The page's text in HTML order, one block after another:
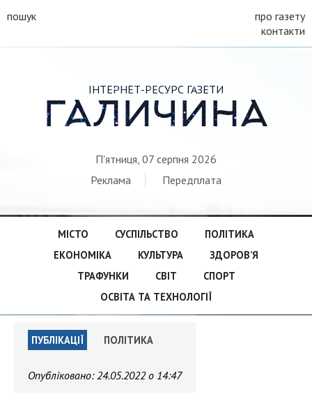
пошук
про газету
контакти
ІНТЕРНЕТ-РЕСУРС ГАЗЕТИ
ГАЛИЧИНА
П'ятниця, 07 серпня 2026
Реклама
Передплата
МІСТО СУСПІЛЬСТВО
ПОЛІТИКА
ЕКОНОМІКА
КУЛЬТУРА
ЗДОРОВ’Я
ТРАФУНКИ
СВІТ
СПОРТ
ОСВІТА ТА ТЕХНОЛОГІЇ
ПУБЛІКАЦІЇ ПОЛІТИКА
Опубліковано:24.05.2022 о 14:47